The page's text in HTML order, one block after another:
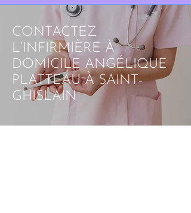
CONTACTEZ
L’INFIRMIÈRE À
DOMICILE ANGÉLIQUE
PLATTEAU À SAINT-
GHISLAIN